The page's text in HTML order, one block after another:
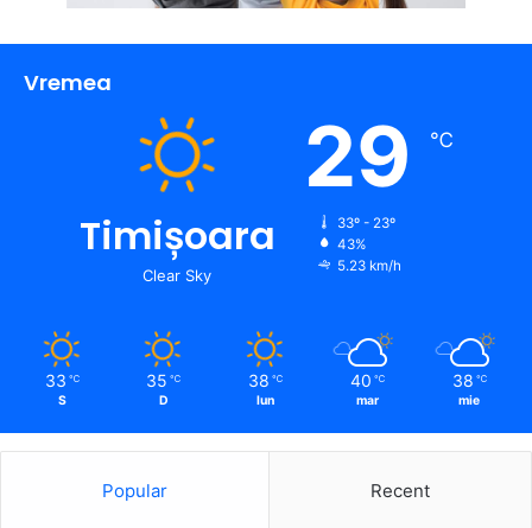
Vremea
Timișoara
Clear Sky
29 ℃
33º - 23º
43%
5.23 km/h
33 ℃
S
35 ℃
D
38 ℃
lun
40 ℃
mar
38 ℃
mie
Popular Recent